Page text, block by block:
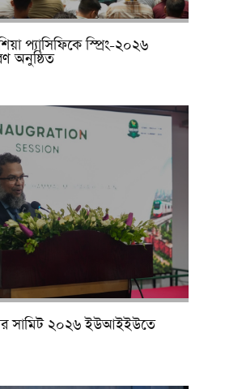
প্যাসিফিকে স্প্রিং-২০২৬
অনুষ্ঠিত
সামিট ২০২৬ ইউআইইউতে